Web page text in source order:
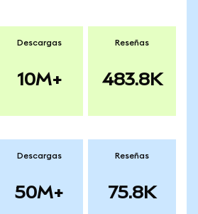
Descargas
10M+
Reseñas
483.8K
Descargas
50M+
Reseñas
75.8K